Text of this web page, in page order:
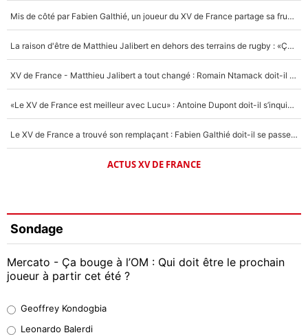
Mis de côté par Fabien Galthié, un joueur du XV de France partage sa frustration : «ils ne me l’ont pas dit tout de suite»
La raison d'être de Matthieu Jalibert en dehors des terrains de rugby : «Ça m'atteint autant que si tu touches à un membre de ma famille»
XV de France - Matthieu Jalibert a tout changé : Romain Ntamack doit-il s’inquiéter pour sa place à un an de la Coupe du monde ?
«Le XV de France est meilleur avec Lucu» : Antoine Dupont doit-il s’inquiéter pour sa place ?
Le XV de France a trouvé son remplaçant : Fabien Galthié doit-il se passer d'Antoine Dupont ?
ACTUS XV DE FRANCE
Sondage
Mercato - Ça bouge à l’OM : Qui doit être le prochain
joueur à partir cet été ?
38%
Geoffrey Kondogbia
Leonardo Balerdi